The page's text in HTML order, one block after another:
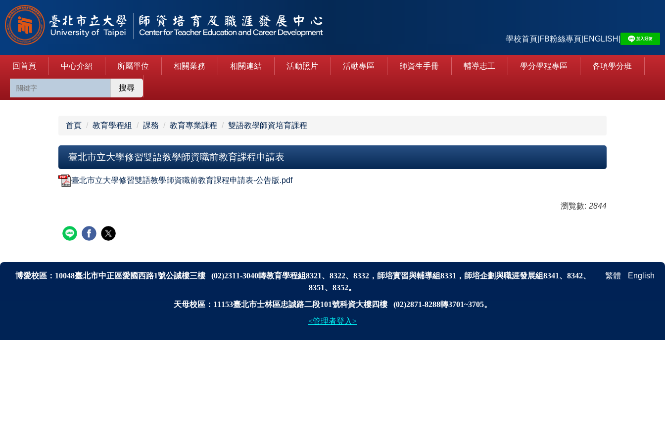
跳
到
主
要
內
區
學校首頁 FB粉絲專頁 ENGLISH
回首頁 中心介紹 所屬單位 相關業務 相關連結 活動照片 活動專區 師資生手冊 輔導志工 學分學程專區 各項學分班
搜尋
首頁 教育學程組 課務 教育專業課程 雙語教學師資培育課程
臺北市立大學修習雙語教學師資職前教育課程申請表
臺北市立大學修習雙語教學師資職前教育課程申請表-公告版.pdf
瀏覽數: 2844
繁體 English
博愛校區： 10048臺北市中正區愛國西路1號公誠樓三樓 (02)2311-3040轉教育學程組8321、8322、8332，師培實習與輔導組8331，師培企劃與職涯發展組8341、 8342、
8351、8352。
天母校區：11153臺北市士林區忠誠路二段101號科資大樓四樓 (02)2871-8288轉3701~3705。
<管理者登入>